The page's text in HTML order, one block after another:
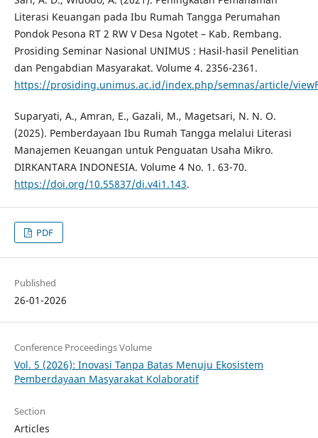
Literasi Keuangan pada Ibu Rumah Tangga Perumahan
Pondok Pesona RT 2 RW V Desa Ngotet – Kab. Rembang.
Prosiding Seminar Nasional UNIMUS : Hasil-hasil Penelitian
dan Pengabdian Masyarakat. Volume 4. 2356-2361.
https://prosiding.unimus.ac.id/index.php/semnas/article/
Suparyati, A., Amran, E., Gazali, M., Magetsari, N. N. O.
(2025). Pemberdayaan Ibu Rumah Tangga melalui Literasi
Manajemen Keuangan untuk Penguatan Usaha Mikro.
DIRKANTARA INDONESIA. Volume 4 No. 1. 63-70.
https://doi.org/10.55837/di.v4i1.143.
PDF
Published
26-01-2026
Conference Proceedings Volume
Vol. 5 (2026): Inovasi Tanpa Batas Menuju Ekosistem
Pemberdayaan Masyarakat Kolaboratif
Section
Articles